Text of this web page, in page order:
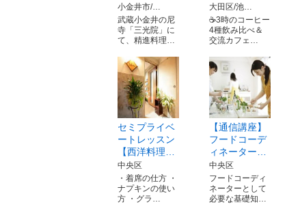
小金井市/…
武蔵小金井の尼
寺「三光院」に
て、精進料理…
大田区/池…
☕3時のコーヒー
4種飲み比べ＆
交流カフェ…
セミプライベ
ートレッスン
【西洋料理…
中央区
・着席の仕方 ・
ナプキンの使い
方 ・グラ…
【通信講座】
フードコーデ
ィネーター…
中央区
フードコーディ
ネーターとして
必要な基礎知…